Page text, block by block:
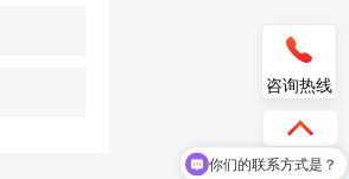
咨询热线
你们的联系方式是？